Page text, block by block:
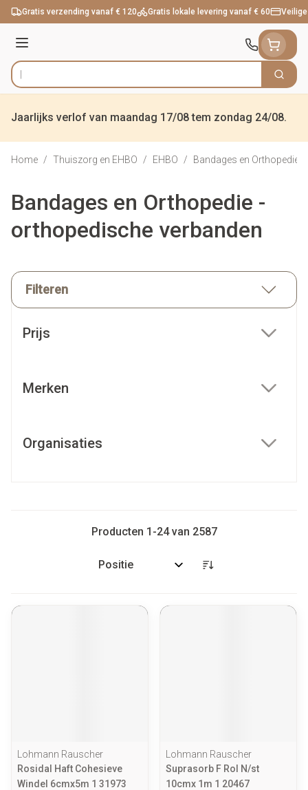
Ga naar de inhoud
Gratis verzending vanaf € 120 Gratis lokale levering vanaf € 60
Menu
Product, merk, categorie... Zoek
Jaarlijks verlof van maandag 17/08 tem zondag 24/08.
Home / Thuiszorg en EHBO / EHBO / Bandages en Orthopedie
Bandages en Orthopedie -
orthopedische verbanden
Filteren
Prijs
Merken
Organisaties
Producten 1 -24van 2587
Sorteer op:
Lohmann Rauscher
Rosidal Haft Cohesieve
Windel 6cmx5m 1 31973
Lohmann Rauscher
Suprasorb F Rol N/st
10cmx 1m 1 20467